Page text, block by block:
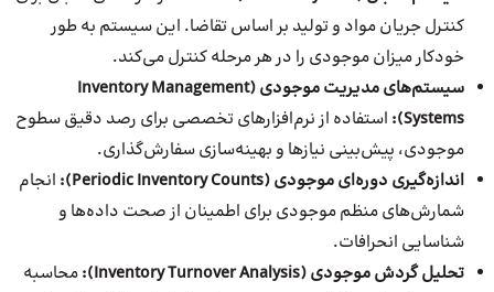
کنترل جریان مواد و تولید بر اساس تقاضا. این سیستم به طور
خودکار میزان موجودی را در هر مرحله کنترل می‌کند.
سیستم‌های مدیریت موجودی (Inventory Management
Systems):
استفاده از نرم‌افزارهای تخصصی برای رصد دقیق سطوح
موجودی، پیش‌بینی نیازها و بهینه‌سازی سفارش‌گذاری.
اندازه‌گیری دوره‌ای موجودی (Periodic Inventory Counts):
انجام
شمارش‌های منظم موجودی برای اطمینان از صحت داده‌ها و
شناسایی انحرافات.
تحلیل گردش موجودی (Inventory Turnover Analysis):
محاسبه